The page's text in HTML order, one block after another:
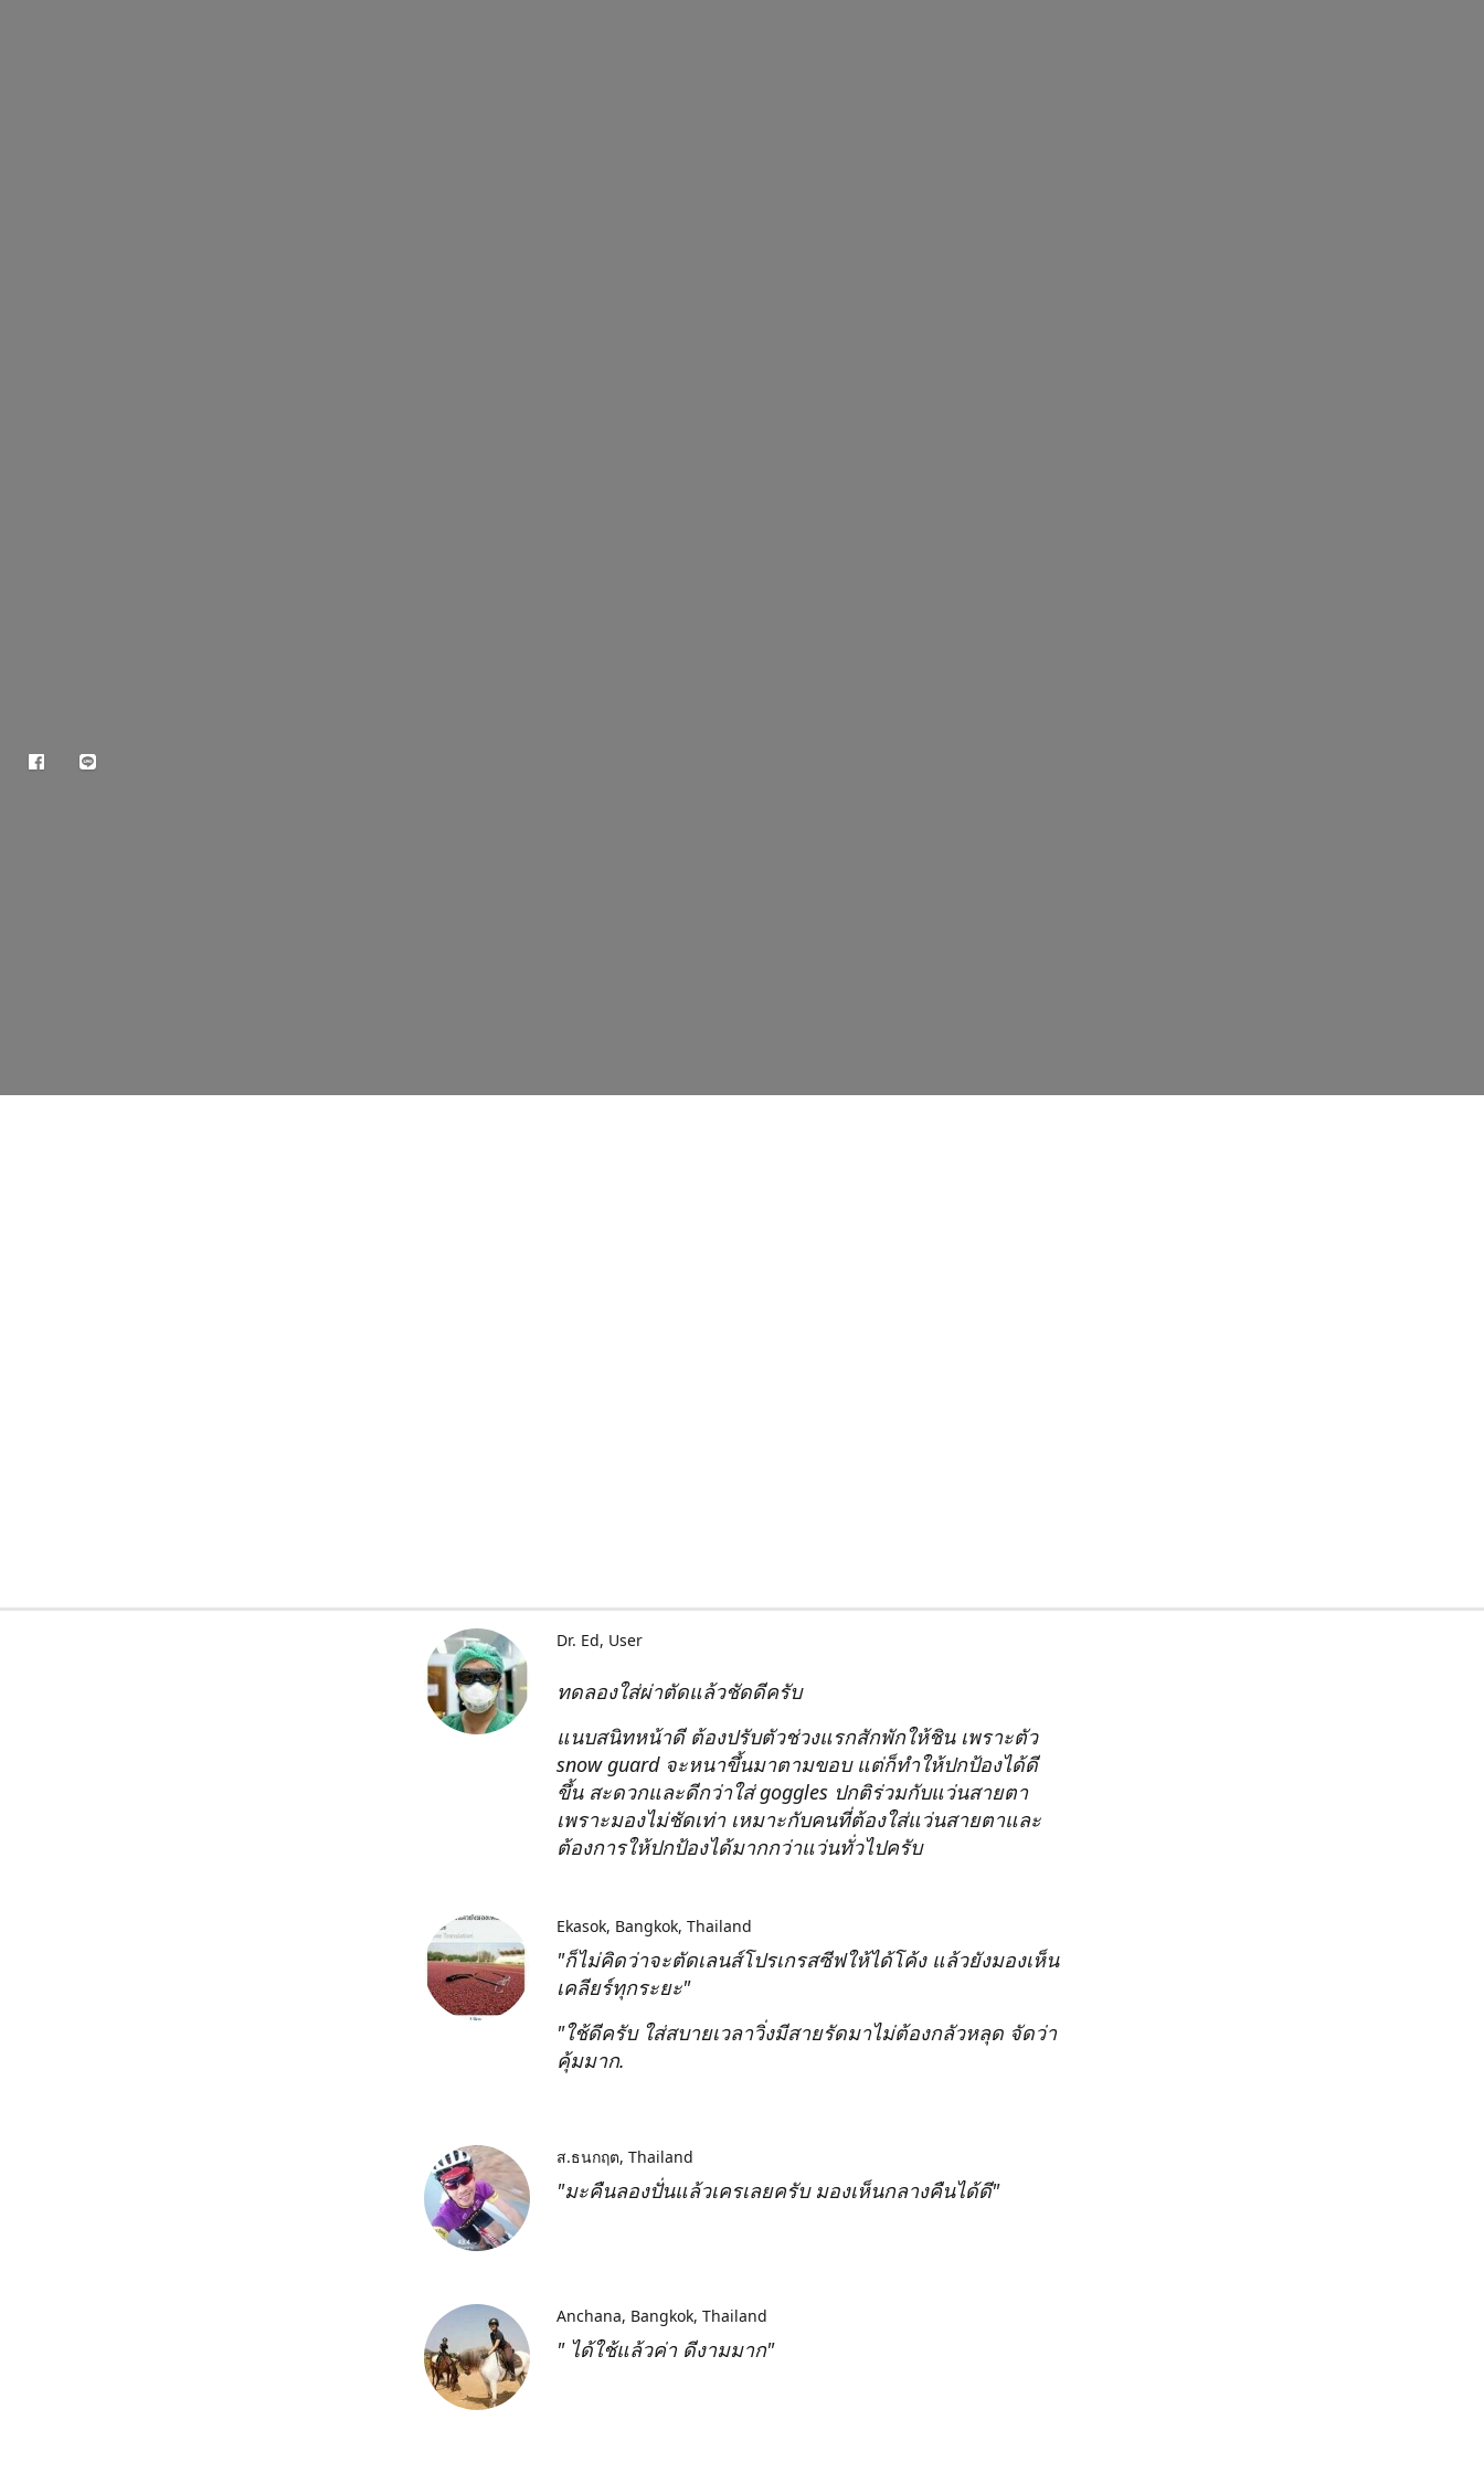
ทดลองใส่ผ่าตัดแล้วชัดดีครับ
แนบสนิทหน้าดี ต้องปรับตัวช่วงแรกสักพักให้ชิน เพราะตัว
snow guard จะหนาขึ้นมาตามขอบ แต่ก็ทำให้ปกป้องได้ดี
ขึ้น สะดวกและดีกว่าใส่ goggles ปกติร่วมกับแว่นสายตา
เพราะมองไม่ชัดเท่า เหมาะกับคนที่ต้องใส่แว่นสายตาและ
ต้องการให้ปกป้องได้มากกว่าแว่นทั่วไปครับ
Dr. Ed User
"ก็ไม่คิดว่าจะตัดเลนส์โปรเกรสซีฟให้ได้โค้ง แล้วยังมองเห็น
เคลียร์ทุกระยะ"
"ใช้ดีครับ ใส่สบายเวลาวิ่งมีสายรัดมาไม่ต้องกลัวหลุด จัดว่า
คุ้มมาก.
Ekasok Bangkok, Thailand
"มะคืนลองปั่นแล้วเครเลยครับ มองเห็นกลางคืนได้ดี"
ส.ธนกฤต Thailand
" ได้ใช้แล้วค่า ดีงามมาก"
Anchana Bangkok, Thailand